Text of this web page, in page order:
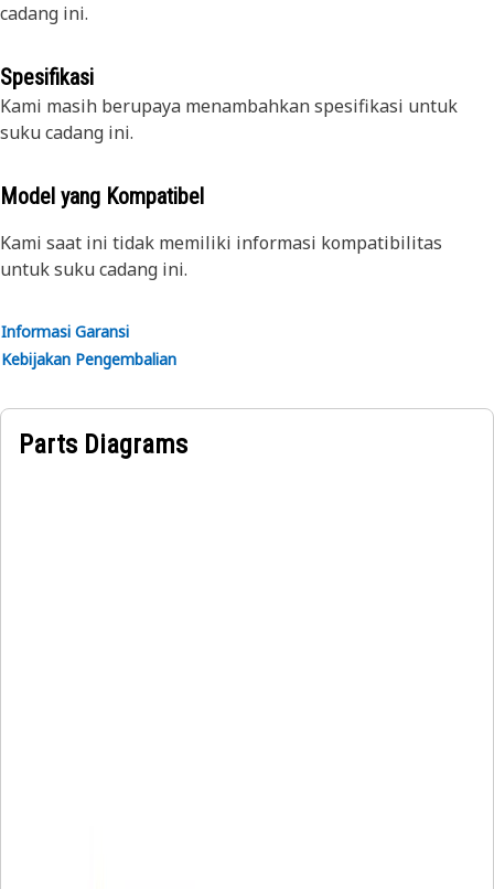
cadang ini.
Spesifikasi
Kami masih berupaya menambahkan spesifikasi untuk
suku cadang ini.
Model yang Kompatibel
Kami saat ini tidak memiliki informasi kompatibilitas
untuk suku cadang ini.
Informasi Garansi
Kebijakan Pengembalian
Parts Diagrams